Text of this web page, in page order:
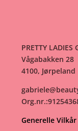
PRETTY LADIES
Vågabakken 28
4100, Jørpeland
Generelle Vilkår